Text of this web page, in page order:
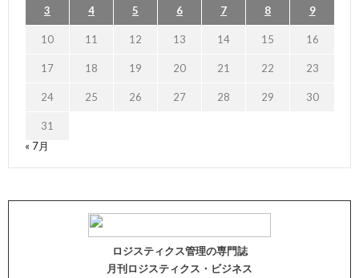
3 4 5 6 7 8 9
10 11 12 13 14 15 16
17 18 19 20 21 22 23
24 25 26 27 28 29 30
31
« 7月
ロジスティクス管理の専門誌
月刊ロジスティクス・ビジネス